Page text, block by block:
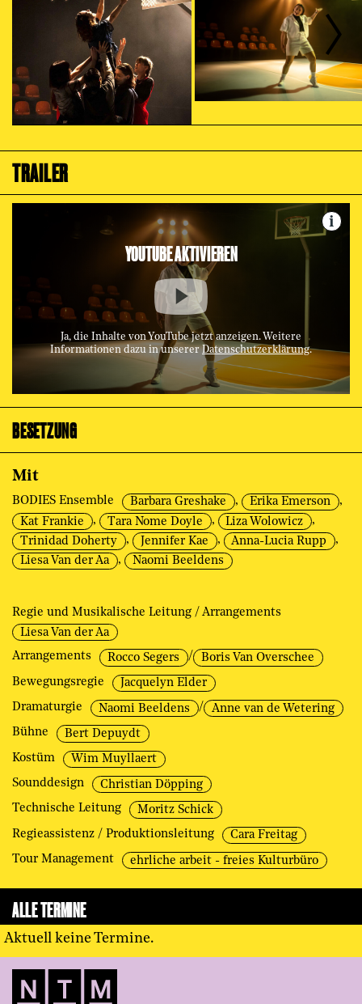
TRAILER
YOUTUBE AKTIVIEREN
i
Ja, die Inhalte von YouTube jetzt anzeigen. Weitere
Informationen dazu in unsererDatenschutzerklärung.
BESETZUNG
Mit
BODIES Ensemble Barbara Greshake , Erika Emerson
,
Kat Frankie
, Tara Nome Doyle , Liza Wolowicz
,
Trinidad Doherty
, Jennifer Kae , Anna-Lucia Rupp
,
Liesa Van der Aa
, Naomi Beeldens
Regie und Musikalische Leitung / Arrangements
Liesa Van der Aa
Arrangements
Rocco Segers /
Boris Van Overschee
Bewegungsregie
Jacquelyn Elder
Dramaturgie
Naomi Beeldens /
Anne van de Wetering
Bühne
Bert Depuydt
Kostüm
Wim Muyllaert
Sounddesign
Christian Döpping
Technische Leitung
Moritz Schick
Regieassistenz / Produktionsleitung
Cara Freitag
Tour Management
ehrliche arbeit - freies Kulturbüro
ALLE TERMINE
Aktuell keine Termine.